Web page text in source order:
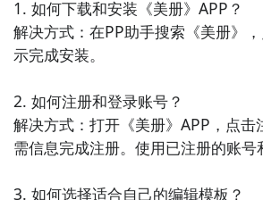
您的照片更加有趣和生动。
4. 《美颜相机》：这款APP专注于美
出更加年轻、光滑的肌肤。此外，它
效和功能，让您的自拍更加出彩。
1. 如何下载和安装《美册》APP？
解决方式：在PP助手搜索《美册》
示完成安装。
2. 如何注册和登录账号？
解决方式：打开《美册》APP，点击
需信息完成注册。使用已注册的账号
3. 如何选择适合自己的编辑模板？